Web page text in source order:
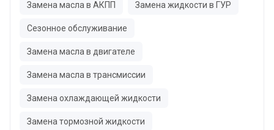
Замена масла в АКПП Замена жидкости в ГУР
Сезонное обслуживание
Замена масла в двигателе
Замена масла в трансмиссии
Замена охлаждающей жидкости
Замена тормозной жидкости